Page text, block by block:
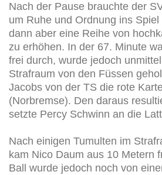
Nach der Pause brauchte der
um Ruhe und Ordnung ins
dann aber eine Reihe von
zu erhöhen. In der 67. Minute
frei durch, wurde jedoch
Strafraum von den Füssen
Jacobs von der TS die rote
(Norbremse). Den daraus
setzte Percy Schwinn an die
Nach einigen Tumulten im
kam Nico Daum aus 10 Metern
Ball wurde jedoch noch von